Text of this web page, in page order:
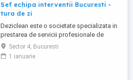
Sef echipa interventii Bucuresti -
tura de zi
Deziclean este o societate specializata in
prestarea de servicii profesionale de
curatenie. Compania noastra asigura
servicii de curatenie in aproape toate
orasele mari din România. Cautam: - Sef
Sector 4, Bucuresti
1 ianuarie